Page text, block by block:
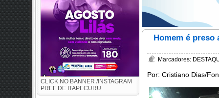
CLICK NO BANNER /INSTAGRAM
PREF DE ITAPECURU
Homem é preso
Marcadores:
Por: Cristiano Dias/